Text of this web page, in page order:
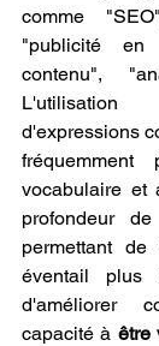
comme
"publicité en
contenu",
d'expressions
vocabulaire et
profondeur
permettant
éventail plus
d'améliorer
capacité à être